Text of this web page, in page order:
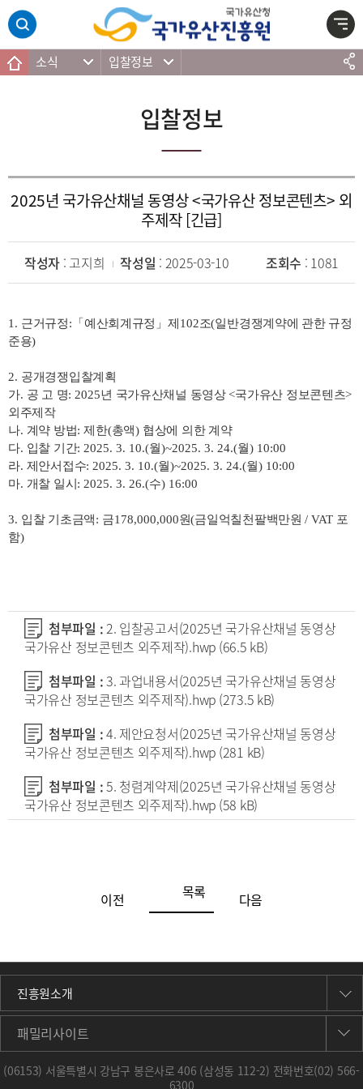
본문 바로가기
주메뉴 바로가기
하단 바로가기
소식 입찰정보
입찰정보
2025년 국가유산채널 동영상 <국가유산 정보콘텐츠> 외
주제작 [긴급]
작성자 : 고지희 작성일 : 2025-03-10 조회수 : 1081
1. 근거규정: 「 예산회계규정 」제 102조(일반경쟁계약에 관한 규정
준용)
2. 공개경쟁입찰계획
가. 공 고 명: 2025년 국가유산채널 동영상<국가유산 정보콘텐츠>
외주제작
나. 계약 방법:제한(총액) 협상에 의한 계약
다. 입찰 기간: 2025. 3. 10.(월)~2025. 3. 24.(월) 10:00
라. 제안서접수: 2025. 3. 10.(월)~2025. 3. 24.(월) 10:00
마. 개찰 일시 : 2025. 3. 26.(수) 16:00
3. 입찰 기초금액: 금178,000,000원(금일억칠천팔백만원/ VAT 포
함)
첨부파일 :2. 입찰공고서(2025년 국가유산채널 동영상
국가유산 정보콘텐츠 외주제작).hwp (66.5 kB)
첨부파일 :3. 과업내용서(2025년 국가유산채널 동영상
국가유산 정보콘텐츠 외주제작).hwp (273.5 kB)
첨부파일 :4. 제안요청서(2025년 국가유산채널 동영상
국가유산 정보콘텐츠 외주제작).hwp (281 kB)
첨부파일 :5. 청렴계약제(2025년 국가유산채널 동영상
국가유산 정보콘텐츠 외주제작).hwp (58 kB)
이전 목록 다음
진흥원소개
패밀리사이트
(06153) 서울특별시 강남구 봉은사로 406 (삼성동 112-2) 전화번호(02) 566-
6300